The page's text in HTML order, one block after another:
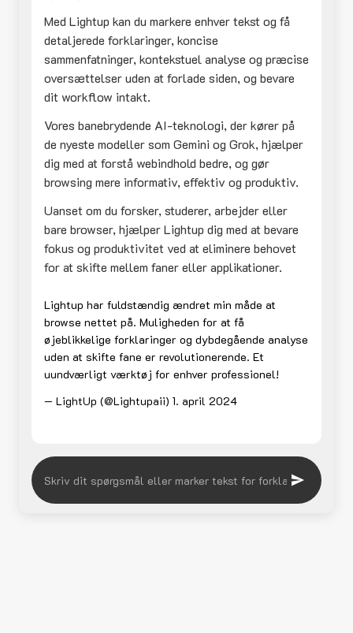
Med Lightup kan du markere enhver tekst og få
detaljerede forklaringer, koncise
sammenfatninger, kontekstuel analyse og præcise
oversættelser uden at forlade siden, og bevare
dit workflow intakt.
Vores banebrydende AI-teknologi, der kører på
de nyeste modeller som Gemini og Grok, hjælper
dig med at forstå webindhold bedre, og gør
browsing mere informativ, effektiv og produktiv.
Uanset om du forsker, studerer, arbejder eller
bare browser, hjælper Lightup dig med at bevare
fokus og produktivitet ved at eliminere behovet
for at skifte mellem faner eller applikationer.
Lightup har fuldstændig ændret min måde at
browse nettet på. Muligheden for at få
øjeblikkelige forklaringer og dybdegående analyse
uden at skifte fane er revolutionerende. Et
uundværligt værktøj for enhver professionel!
— LightUp (@Lightupaii) 1. april 2024